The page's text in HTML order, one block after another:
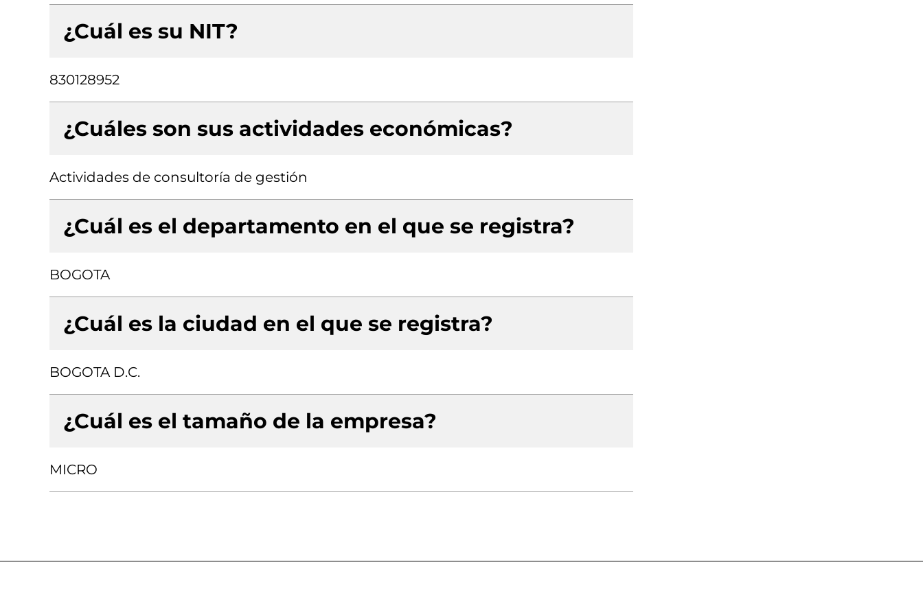
¿Cuál es su NIT?
830128952
¿Cuáles son sus actividades económicas?
Actividades de consultoría de gestión
¿Cuál es el departamento en el que se registra?
BOGOTA
¿Cuál es la ciudad en el que se registra?
BOGOTA D.C.
¿Cuál es el tamaño de la empresa?
MICRO